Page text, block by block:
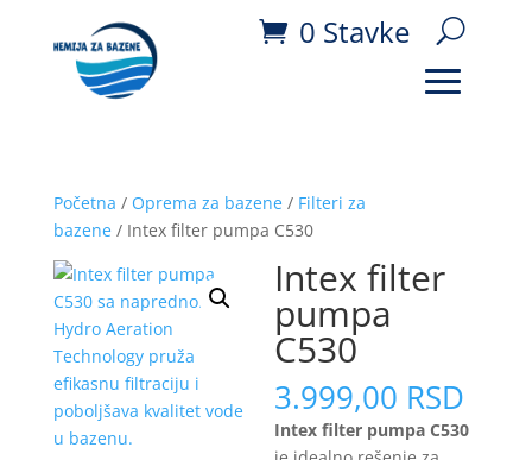
0 Stavke
Početna / Oprema za bazene/ Filteri za
bazene/ Intex filter pumpa C530
Intex filter
pumpa
C530
3.999,00 RSD
Intex filter pumpa C530